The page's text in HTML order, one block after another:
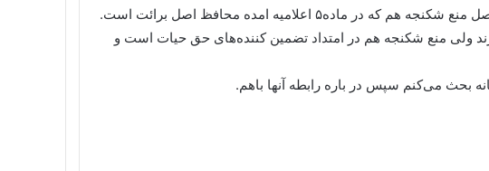
می‌رود و هرکس را می‌توان به ناحق مجازات کرد. اصل منع شکنجه هم که در ماده۵ اعلامیه امده محافظ اصل برائت است.
ولی منع شکنجه هم در امتداد تضمین کننده‌های حق حیات است و
بحث می‌کنم سپس در باره رابطه آنها باهم.